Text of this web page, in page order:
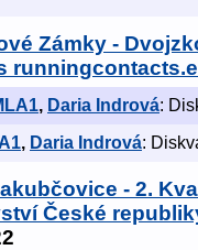
Zámky -
, Daria Indrová:
, Daria Indrová:
- 2.
České